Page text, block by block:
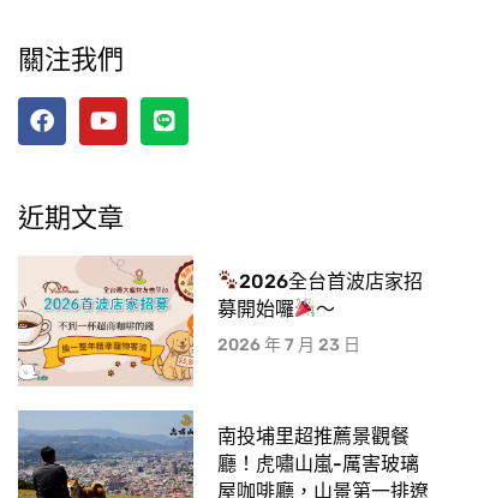
關注我們
近期文章
2026全台首波店家招
募開始囉
～
2026 年 7 月 23 日
南投埔里超推薦景觀餐
廳！虎嘯山嵐-厲害玻璃
屋咖啡廳，山景第一排遼